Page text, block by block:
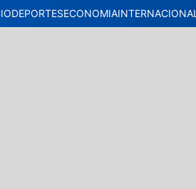
DEPORTESECONOMIAINTERNACIONAL